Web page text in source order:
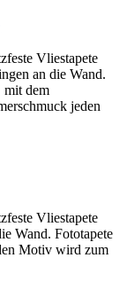
Vliestapete
an die Wand.
mit dem
jeden
Vliestapete
Wand. Fototapete
Motiv wird zum